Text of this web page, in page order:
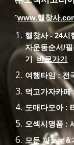
"www.헬찾사
헬찾사-24시
자운동순서/
기 바로가기
여행타임 : 전
먹고가자카페
도매다모아 :
오섹시명품 :
모든 파트너&